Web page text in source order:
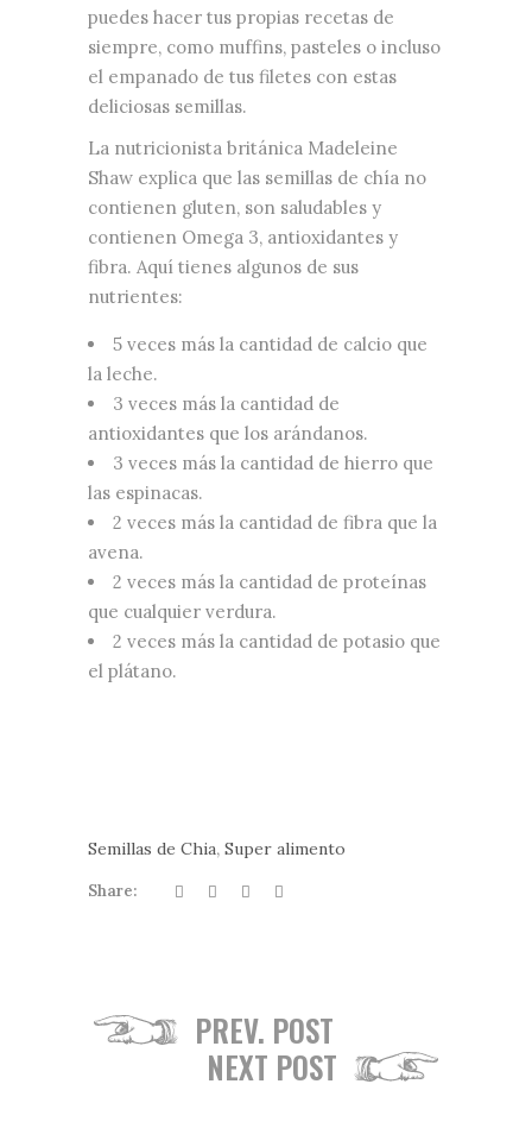
puedes hacer tus propias recetas de
siempre, como muffins, pasteles o incluso
el empanado de tus filetes con estas
deliciosas semillas.
La nutricionista británica Madeleine
Shaw explica que las semillas de chía no
contienen gluten, son saludables y
contienen Omega 3, antioxidantes y
fibra. Aquí tienes algunos de sus
nutrientes:
5 veces más la cantidad de calcio que
la leche.
3 veces más la cantidad de
antioxidantes que los arándanos.
3 veces más la cantidad de hierro que
las espinacas.
2 veces más la cantidad de fibra que la
avena.
2 veces más la cantidad de proteínas
que cualquier verdura.
2 veces más la cantidad de potasio que
el plátano.
Semillas de Chia, Super alimento
Share:
PREV. POST
NEXT POST